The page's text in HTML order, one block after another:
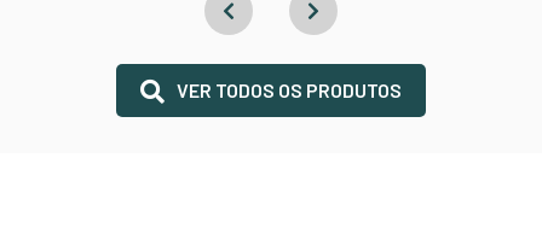
VER TODOS OS PRODUTOS